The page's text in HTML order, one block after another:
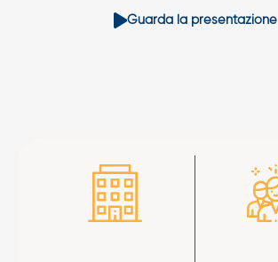
Guarda la presentazione